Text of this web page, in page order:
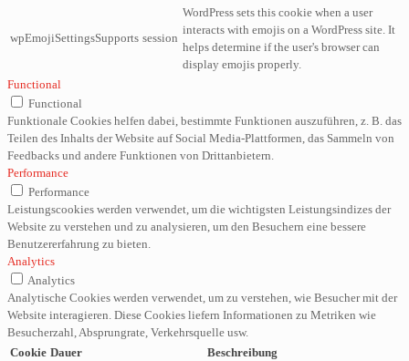
wpEmojiSettingsSupports session
WordPress sets this cookie when a user
interacts with emojis on a WordPress site. It
helps determine if the user's browser can
display emojis properly.
Functional
Functional
Funktionale Cookies helfen dabei, bestimmte Funktionen auszuführen, z. B. das
Teilen des Inhalts der Website auf Social Media-Plattformen, das Sammeln von
Feedbacks und andere Funktionen von Drittanbietern.
Performance
Performance
Leistungscookies werden verwendet, um die wichtigsten Leistungsindizes der
Website zu verstehen und zu analysieren, um den Besuchern eine bessere
Benutzererfahrung zu bieten.
Analytics
Analytics
Analytische Cookies werden verwendet, um zu verstehen, wie Besucher mit der
Website interagieren. Diese Cookies liefern Informationen zu Metriken wie
Besucherzahl, Absprungrate, Verkehrsquelle usw.
Cookie Dauer Beschreibung